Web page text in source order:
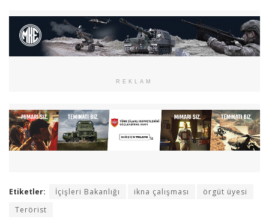
REKLAM
Etiketler: İçişleri Bakanlığı ikna çalışması
örgüt üyesi
Terörist